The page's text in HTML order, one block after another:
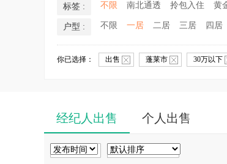
标签 : 不限 南北通透 拎包入住 黄
户型 : 不限 一居 二居 三居 四居
你已选择： 出售 蓬莱市 30万以下
经纪人出售 个人出售